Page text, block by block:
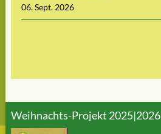
06. Sept. 2026
Weihnachts-Projekt 2025|2026